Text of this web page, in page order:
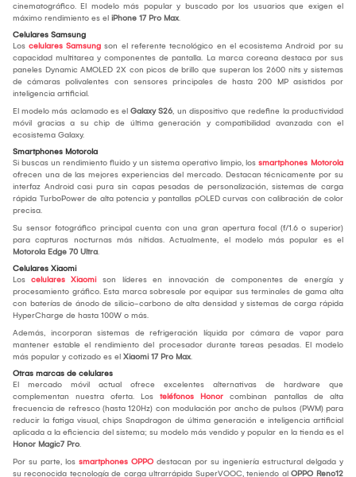
cinematográfico. El modelo más popular y buscado por los usuarios que exigen el
máximo rendimiento es el iPhone 17 Pro Max.
Celulares Samsung
Los celulares Samsung son el referente tecnológico en el ecosistema Android por su
capacidad multitarea y componentes de pantalla. La marca coreana destaca por sus
paneles Dynamic AMOLED 2X con picos de brillo que superan los 2600 nits y sistemas
de cámaras polivalentes con sensores principales de hasta 200 MP asistidos por
inteligencia artificial.
El modelo más aclamado es el Galaxy S26, un dispositivo que redefine la productividad
móvil gracias a su chip de última generación y compatibilidad avanzada con el
ecosistema Galaxy.
Smartphones Motorola
Si buscas un rendimiento fluido y un sistema operativo limpio, los smartphones Motorola
ofrecen una de las mejores experiencias del mercado. Destacan técnicamente por su
interfaz Android casi pura sin capas pesadas de personalización, sistemas de carga
rápida TurboPower de alta potencia y pantallas pOLED curvas con calibración de color
precisa.
Su sensor fotográfico principal cuenta con una gran apertura focal (f/1.6 o superior)
para capturas nocturnas más nítidas. Actualmente, el modelo más popular es el
Motorola Edge 70 Ultra.
Celulares Xiaomi
Los celulares Xiaomison líderes en innovación de componentes de energía y
procesamiento gráfico. Esta marca sobresale por equipar sus terminales de gama alta
con baterías de ánodo de silicio-carbono de alta densidad y sistemas de carga rápida
HyperCharge de hasta 100W o más.
Además, incorporan sistemas de refrigeración líquida por cámara de vapor para
mantener estable el rendimiento del procesador durante tareas pesadas. El modelo
más popular y cotizado es el Xiaomi 17 Pro Max.
Otras marcas de celulares
El mercado móvil actual ofrece excelentes alternativas de hardware que
complementan nuestra oferta. Los teléfonos Honor combinan pantallas de alta
frecuencia de refresco (hasta 120Hz) con modulación por ancho de pulsos (PWM) para
reducir la fatiga visual, chips Snapdragon de última generación e inteligencia artificial
aplicada a la eficiencia del sistema; su modelo más vendido y popular en la tienda es el
Honor Magic7 Pro.
Por su parte, los smartphones OPPOdestacan por su ingeniería estructural delgada y
su reconocida tecnología de carga ultrarrápida SuperVOOC, teniendo al OPPO Reno12